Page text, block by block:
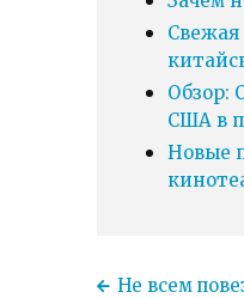
Свежая
Обзор:
США в
Новые
Не всем